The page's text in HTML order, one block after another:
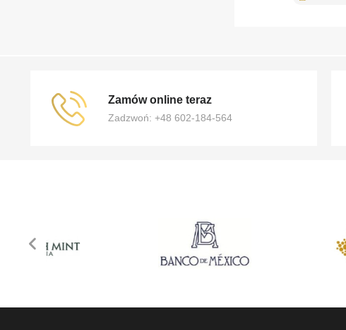
Zamów online teraz
Zadzwoń: +48 602-184-564